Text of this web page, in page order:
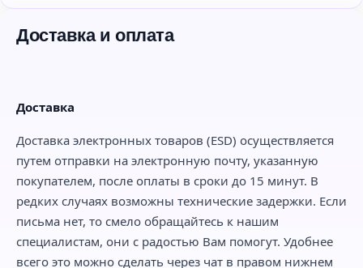
Доставка и оплата
Доставка
Доставка электронных товаров (ESD) осуществляется
путем отправки на электронную почту, указанную
покупателем, после оплаты в сроки до 15 минут. В
редких случаях возможны технические задержки. Если
письма нет, то смело обращайтесь к нашим
специалистам, они с радостью Вам помогут. Удобнее
всего это можно сделать через чат в правом нижнем